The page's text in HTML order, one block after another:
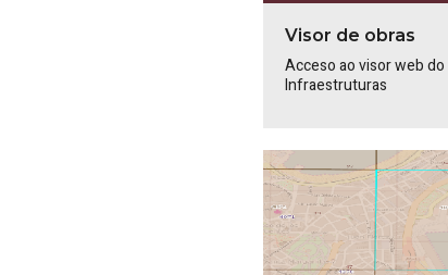
Visor de obras
Acceso ao visor web
Infraestruturas